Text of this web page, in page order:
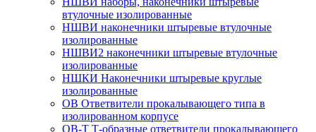
втулочные изолированные
НШВИ наконечники штыревые втулочные
изолированные
НШВИ2 наконечники штыревые втулочные
изолированные
НШКИ Наконечники штыревые круглые
изолированные
ОВ Ответвители прокалывающего типа в
изолированном корпусе
ОВ-Т Т-образные ответвители прокалывающего